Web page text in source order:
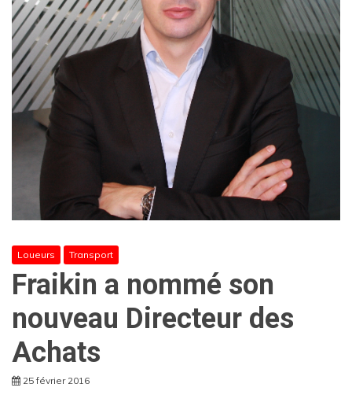
Loueurs Transport
Fraikin a nommé son
nouveau Directeur des
Achats
25 février 2016